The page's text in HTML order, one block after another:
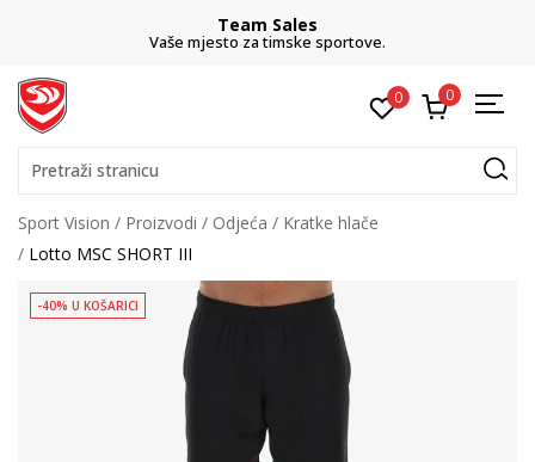
Team Sales
Vaše mjesto za timske sportove.
0 0
Pretraži stranicu
Sport Vision Proizvodi Odjeća
Kratke hlače
Lotto MSC SHORT III
-40% U KOŠARICI